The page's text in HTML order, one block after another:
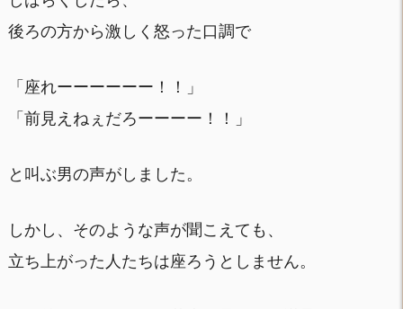
後ろの方から激しく怒った口調で
「座れーーーーーー！！」
「前見えねぇだろーーーー！！」
と叫ぶ男の声がしました。
しかし、そのような声が聞こえても、
立ち上がった人たちは座ろうとしません。